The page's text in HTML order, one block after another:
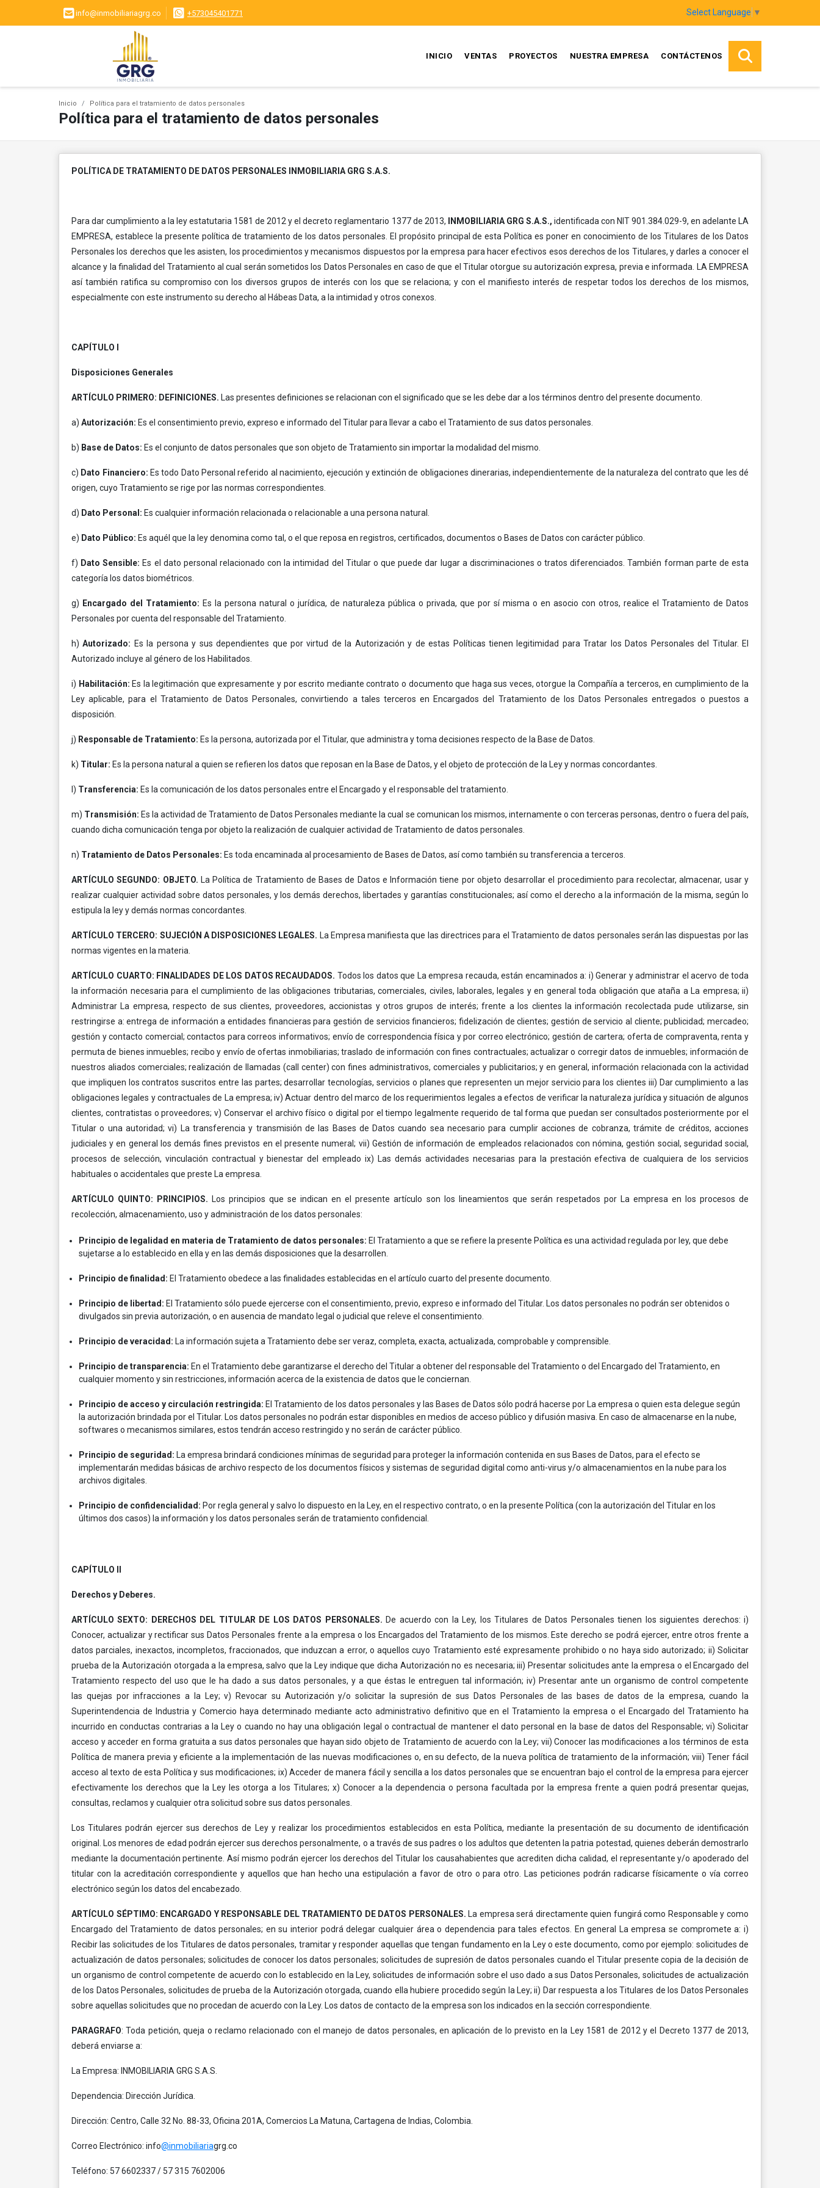
info@inmobiliariagrg.co +573045401771 Select Language ▼
INICIO VENTAS PROYECTOS NUESTRA EMPRESA CONTÁCTENOS
Inicio Política para el tratamiento de datos personales
Política para el tratamiento de datos personales
POLÍTICA DE TRATAMIENTO DE DATOS PERSONALES INMOBILIARIA GRG S.A.S.
Para dar cumplimiento a la ley estatutaria 1581 de 2012 y el decreto reglamentario 1377 de 2013, INMOBILIARIA GRG S.A.S., identificada con NIT 901.384.029-9, en adelante LA
EMPRESA, establece la presente política de tratamiento de los datos personales. El propósito principal de esta Política es poner en conocimiento de los Titulares de los Datos
Personales los derechos que les asisten, los procedimientos y mecanismos dispuestos por la empresa para hacer efectivos esos derechos de los Titulares, y darles a conocer el
alcance y la finalidad del Tratamiento al cual serán sometidos los Datos Personales en caso de que el Titular otorgue su autorización expresa, previa e informada. LA EMPRESA
así también ratifica su compromiso con los diversos grupos de interés con los que se relaciona; y con el manifiesto interés de respetar todos los derechos de los mismos,
especialmente con este instrumento su derecho al Hábeas Data, a la intimidad y otros conexos.
CAPÍTULO I
Disposiciones Generales
ARTÍCULO PRIMERO: DEFINICIONES. Las presentes definiciones se relacionan con el significado que se les debe dar a los términos dentro del presente documento.
a) Autorización: Es el consentimiento previo, expreso e informado del Titular para llevar a cabo el Tratamiento de sus datos personales.
b) Base de Datos: Es el conjunto de datos personales que son objeto de Tratamiento sin importar la modalidad del mismo.
c) Dato Financiero: Es todo Dato Personal referido al nacimiento, ejecución y extinción de obligaciones dinerarias, independientemente de la naturaleza del contrato que les dé
origen, cuyo Tratamiento se rige por las normas correspondientes.
d) Dato Personal: Es cualquier información relacionada o relacionable a una persona natural.
e) Dato Público: Es aquél que la ley denomina como tal, o el que reposa en registros, certificados, documentos o Bases de Datos con carácter público.
f) Dato Sensible: Es el dato personal relacionado con la intimidad del Titular o que puede dar lugar a discriminaciones o tratos diferenciados. También forman parte de esta
categoría los datos biométricos.
g) Encargado del Tratamiento: Es la persona natural o jurídica, de naturaleza pública o privada, que por sí misma o en asocio con otros, realice el Tratamiento de Datos
Personales por cuenta del responsable del Tratamiento.
h)Autorizado: Es la persona y sus dependientes que por virtud de la Autorización y de estas Políticas tienen legitimidad para Tratar los Datos Personales del Titular. El
Autorizado incluye al género de los Habilitados.
i) Habilitación: Es la legitimación que expresamente y por escrito mediante contrato o documento que haga sus veces, otorgue la Compañía a terceros, en cumplimiento de la
Ley aplicable, para el Tratamiento de Datos Personales, convirtiendo a tales terceros en Encargados del Tratamiento de los Datos Personales entregados o puestos a
disposición.
j) Responsable de Tratamiento: Es la persona, autorizada por el Titular, que administra y toma decisiones respecto de la Base de Datos.
k) Titular: Es la persona natural a quien se refieren los datos que reposan en la Base de Datos, y el objeto de protección de la Ley y normas concordantes.
l) Transferencia: Es la comunicación de los datos personales entre el Encargado y el responsable del tratamiento.
m) Transmisión: Es la actividad de Tratamiento de Datos Personales mediante la cual se comunican los mismos, internamente o con terceras personas, dentro o fuera del país,
cuando dicha comunicación tenga por objeto la realización de cualquier actividad de Tratamiento de datos personales.
n) Tratamiento de Datos Personales: Es toda encaminada al procesamiento de Bases de Datos, así como también su transferencia a terceros.
ARTÍCULO SEGUNDO: OBJETO. La Política de Tratamiento de Bases de Datos e Información tiene por objeto desarrollar el procedimiento para recolectar, almacenar, usar y
realizar cualquier actividad sobre datos personales, y los demás derechos, libertades y garantías constitucionales; así como el derecho a la información de la misma, según lo
estipula la ley y demás normas concordantes.
ARTÍCULO TERCERO: SUJECIÓN A DISPOSICIONES LEGALES. La Empresa manifiesta que las directrices para el Tratamiento de datos personales serán las dispuestas por las
normas vigentes en la materia.
ARTÍCULO CUARTO: FINALIDADES DE LOS DATOS RECAUDADOS. Todos los datos que La empresa recauda, están encaminados a: i) Generar y administrar el acervo de toda
la información necesaria para el cumplimiento de las obligaciones tributarias, comerciales, civiles, laborales, legales y en general toda obligación que ataña a La empresa; ii)
Administrar La empresa, respecto de sus clientes, proveedores, accionistas y otros grupos de interés; frente a los clientes la información recolectada pude utilizarse, sin
restringirse a: entrega de información a entidades financieras para gestión de servicios financieros; fidelización de clientes; gestión de servicio al cliente; publicidad; mercadeo;
gestión y contacto comercial; contactos para correos informativos; envío de correspondencia física y por correo electrónico; gestión de cartera; oferta de compraventa, renta y
permuta de bienes inmuebles; recibo y envío de ofertas inmobiliarias; traslado de información con fines contractuales; actualizar o corregir datos de inmuebles; información de
nuestros aliados comerciales; realización de llamadas (call center) con fines administrativos, comerciales y publicitarios; y en general, información relacionada con la actividad
que impliquen los contratos suscritos entre las partes; desarrollar tecnologías, servicios o planes que representen un mejor servicio para los clientes iii) Dar cumplimiento a las
obligaciones legales y contractuales de La empresa; iv) Actuar dentro del marco de los requerimientos legales a efectos de verificar la naturaleza jurídica y situación de algunos
clientes, contratistas o proveedores; v) Conservar el archivo físico o digital por el tiempo legalmente requerido de tal forma que puedan ser consultados posteriormente por el
Titular o una autoridad; vi) La transferencia y transmisión de las Bases de Datos cuando sea necesario para cumplir acciones de cobranza, trámite de créditos, acciones
judiciales y en general los demás fines previstos en el presente numeral; vii) Gestión de información de empleados relacionados con nómina, gestión social, seguridad social,
procesos de selección, vinculación contractual y bienestar del empleado ix) Las demás actividades necesarias para la prestación efectiva de cualquiera de los servicios
habituales o accidentales que preste La empresa.
ARTÍCULO QUINTO: PRINCIPIOS. Los principios que se indican en el presente artículo son los lineamientos que serán respetados por La empresa en los procesos de
recolección, almacenamiento, uso y administración de los datos personales:
Principio de legalidad en materia de Tratamiento de datos personales: El Tratamiento a que se refiere la presente Política es una actividad regulada por ley, que debe
sujetarse a lo establecido en ella y en las demás disposiciones que la desarrollen.
Principio de finalidad: El Tratamiento obedece a las finalidades establecidas en el artículo cuarto del presente documento.
Principio de libertad: El Tratamiento sólo puede ejercerse con el consentimiento, previo, expreso e informado del Titular. Los datos personales no podrán ser obtenidos o
divulgados sin previa autorización, o en ausencia de mandato legal o judicial que releve el consentimiento.
Principio de veracidad: La información sujeta a Tratamiento debe ser veraz, completa, exacta, actualizada, comprobable y comprensible.
Principio de transparencia: En el Tratamiento debe garantizarse el derecho del Titular a obtener del responsable del Tratamiento o del Encargado del Tratamiento, en
cualquier momento y sin restricciones, información acerca de la existencia de datos que le conciernan.
Principio de acceso y circulación restringida: El Tratamiento de los datos personales y las Bases de Datos sólo podrá hacerse por La empresa o quien esta delegue según
la autorización brindada por el Titular. Los datos personales no podrán estar disponibles en medios de acceso público y difusión masiva. En caso de almacenarse en la nube,
softwares o mecanismos similares, estos tendrán acceso restringido y no serán de carácter público.
Principio de seguridad: La empresa brindará condiciones mínimas de seguridad para proteger la información contenida en sus Bases de Datos, para el efecto se
implementarán medidas básicas de archivo respecto de los documentos físicos y sistemas de seguridad digital como anti-virus y/o almacenamientos en la nube para los
archivos digitales.
Principio de confidencialidad: Por regla general y salvo lo dispuesto en la Ley, en el respectivo contrato, o en la presente Política (con la autorización del Titular en los
últimos dos casos) la información y los datos personales serán de tratamiento confidencial.
CAPÍTULO II
Derechos y Deberes.
ARTÍCULO SEXTO: DERECHOS DEL TITULAR DE LOS DATOS PERSONALES. De acuerdo con la Ley, los Titulares de Datos Personales tienen los siguientes derechos: i)
Conocer, actualizar y rectificar sus Datos Personales frente a la empresa o los Encargados del Tratamiento de los mismos. Este derecho se podrá ejercer, entre otros frente a
datos parciales, inexactos, incompletos, fraccionados, que induzcan a error, o aquellos cuyo Tratamiento esté expresamente prohibido o no haya sido autorizado; ii) Solicitar
prueba de la Autorización otorgada a la empresa, salvo que la Ley indique que dicha Autorización no es necesaria; iii) Presentar solicitudes ante la empresa o el Encargado del
Tratamiento respecto del uso que le ha dado a sus datos personales, y a que éstas le entreguen tal información; iv) Presentar ante un organismo de control competente
las quejas por infracciones a la Ley; v) Revocar su Autorización y/o solicitar la supresión de sus Datos Personales de las bases de datos de la empresa, cuando la
Superintendencia de Industria y Comercio haya determinado mediante acto administrativo definitivo que en el Tratamiento la empresa o el Encargado del Tratamiento ha
incurrido en conductas contrarias a la Ley o cuando no hay una obligación legal o contractual de mantener el dato personal en la base de datos del Responsable; vi) Solicitar
acceso y acceder en forma gratuita a sus datos personales que hayan sido objeto de Tratamiento de acuerdo con la Ley; vii) Conocer las modificaciones a los términos de esta
Política de manera previa y eficiente a la implementación de las nuevas modificaciones o, en su defecto, de la nueva política de tratamiento de la información; viii) Tener fácil
acceso al texto de esta Política y sus modificaciones; ix) Acceder de manera fácil y sencilla a los datos personales que se encuentran bajo el control de la empresa para ejercer
efectivamente los derechos que la Ley les otorga a los Titulares; x) Conocer a la dependencia o persona facultada por la empresa frente a quien podrá presentar quejas,
consultas, reclamos y cualquier otra solicitud sobre sus datos personales.
Los Titulares podrán ejercer sus derechos de Ley y realizar los procedimientos establecidos en esta Política, mediante la presentación de su documento de identificación
original. Los menores de edad podrán ejercer sus derechos personalmente, o a través de sus padres o los adultos que detenten la patria potestad, quienes deberán demostrarlo
mediante la documentación pertinente. Así mismo podrán ejercer los derechos del Titular los causahabientes que acrediten dicha calidad, el representante y/o apoderado del
titular con la acreditación correspondiente y aquellos que han hecho una estipulación a favor de otro o para otro. Las peticiones podrán radicarse físicamente o vía correo
electrónico según los datos del encabezado.
ARTÍCULO SÉPTIMO: ENCARGADO Y RESPONSABLE DEL TRATAMIENTO DE DATOS PERSONALES. La empresa será directamente quien fungirá como Responsable y como
Encargado del Tratamiento de datos personales; en su interior podrá delegar cualquier área o dependencia para tales efectos. En general La empresa se compromete a: i)
Recibir las solicitudes de los Titulares de datos personales, tramitar y responder aquellas que tengan fundamento en la Ley o este documento, como por ejemplo: solicitudes de
actualización de datos personales; solicitudes de conocer los datos personales; solicitudes de supresión de datos personales cuando el Titular presente copia de la decisión de
un organismo de control competente de acuerdo con lo establecido en la Ley, solicitudes de información sobre el uso dado a sus Datos Personales, solicitudes de actualización
de los Datos Personales, solicitudes de prueba de la Autorización otorgada, cuando ella hubiere procedido según la Ley; ii) Dar respuesta a los Titulares de los Datos Personales
sobre aquellas solicitudes que no procedan de acuerdo con la Ley. Los datos de contacto de la empresa son los indicados en la sección correspondiente.
PARAGRAFO: Toda petición, queja o reclamo relacionado con el manejo de datos personales, en aplicación de lo previsto en la Ley 1581 de 2012 y el Decreto 1377 de 2013,
deberá enviarse a:
La Empresa: INMOBILIARIA GRG S.A.S.
Dependencia: Dirección Jurídica.
Dirección: Centro, Calle 32 No. 88-33, Oficina 201A, Comercios La Matuna, Cartagena de Indias, Colombia.
Correo Electrónico: info@inmobiliariagrg.co
Teléfono: 57 6602337 / 57 315 7602006